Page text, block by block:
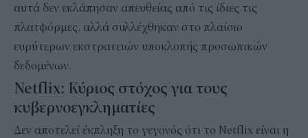
αυτά δεν εκλάπησαν απευθείας από τις ίδιες τις
πλατφόρμες, αλλά συλλέχθηκαν στο πλαίσιο
ευρύτερων εκστρατειών υποκλοπής προσωπικών
δεδομένων.
Netflix: Κύριος στόχος για τους
κυβερνοεγκληματίες
Δεν αποτελεί έκπληξη το γεγονός ότι το Netflix είναι η